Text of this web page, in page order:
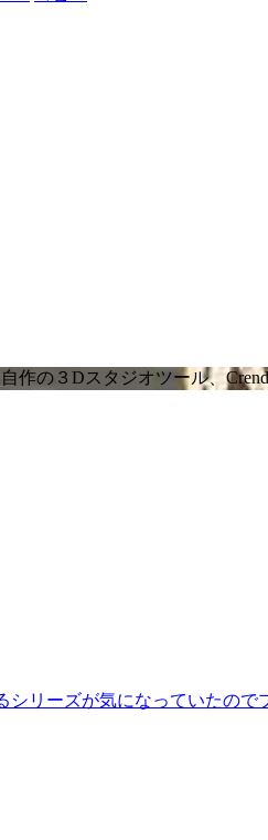
作の３Dスタジオツール、Crend
リーズが気になっていたので